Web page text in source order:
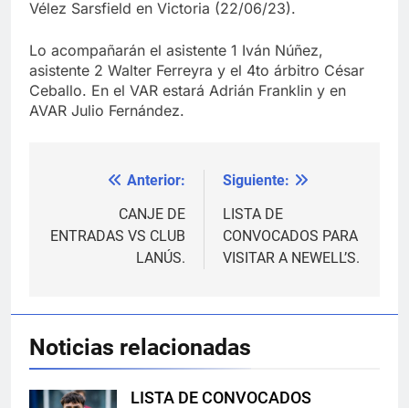
Vélez Sarsfield en Victoria (22/06/23).
Lo acompañarán el asistente 1 Iván Núñez,
asistente 2 Walter Ferreyra y el 4to árbitro César
Ceballo. En el VAR estará Adrián Franklin y en
AVAR Julio Fernández.
Navegación
Anterior:
CANJE DE
ENTRADAS VS CLUB
LANÚS.
Siguiente:
LISTA DE
CONVOCADOS PARA
VISITAR A NEWELL’S.
Noticias relacionadas
LISTA DE CONVOCADOS